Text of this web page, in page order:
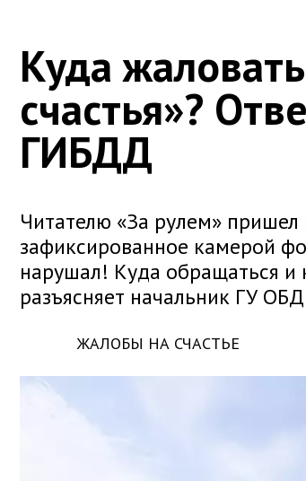
Куда
счастья»?
ГИБДД
Читателю «За рулем»
зафиксированное камерой
нарушал! Куда обращаться
разъясняет начальник ГУ
ЖАЛОБЫ НА СЧАСТЬЕ